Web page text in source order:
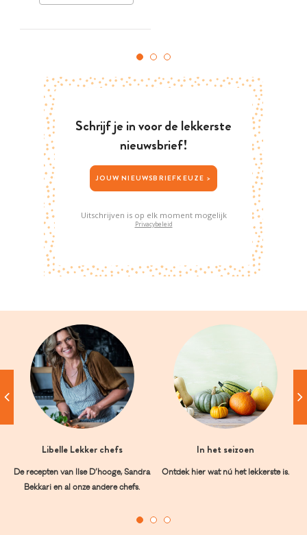
Schrijf je in voor de lekkerste
nieuwsbrief!
JOUW NIEUWSBRIEFKEUZE >
Uitschrijven is op elk moment mogelijk
Privacybeleid
Libelle Lekker chefs
De recepten van Ilse D’hooge, Sandra
Bekkari en al onze andere chefs.
In het seizoen
Ontdek hier wat nú het lekkerste is.